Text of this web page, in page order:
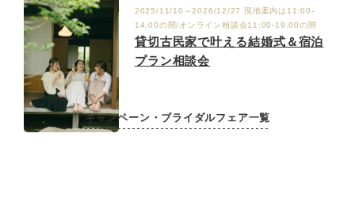
2025/11/10～2026/12/27 現地案内は11:00-
14:00の間/オンライン相談会11:00-19:00の間
貸切古民家で叶える結婚式＆宿泊
プラン相談会
キャンペーン・ブライダルフェア一覧